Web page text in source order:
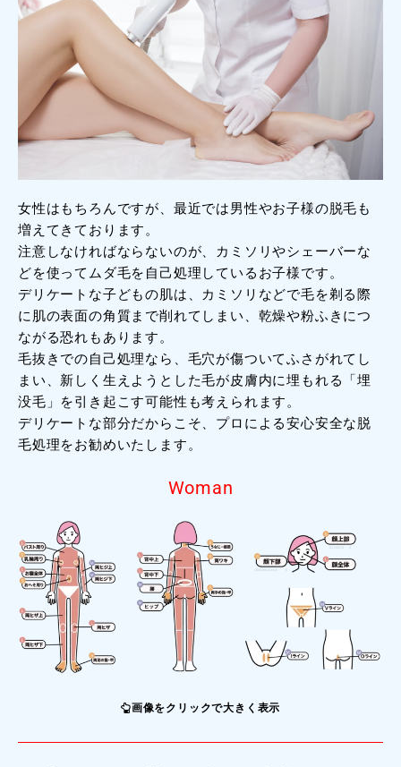
女性はもちろんですが、最近では男性やお子様の脱毛も
増えてきております。
注意しなければならないのが、カミソリやシェーバーな
どを使ってムダ毛を自己処理しているお子様です。
デリケートな子どもの肌は、カミソリなどで毛を剃る際
に肌の表面の角質まで削れてしまい、乾燥や粉ふきにつ
ながる恐れもあります。
毛抜きでの自己処理なら、毛穴が傷ついてふさがれてし
まい、新しく生えようとした毛が皮膚内に埋もれる「埋
没毛」を引き起こす可能性も考えられます。
デリケートな部分だからこそ、プロによる安心安全な脱
毛処理をお勧めいたします。
Woman
画像をクリックで大きく表示